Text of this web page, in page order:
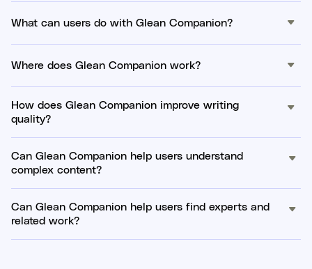
What can users do with Glean Companion?
Where does Glean Companion work?
How does Glean Companion improve writing
quality?
Can Glean Companion help users understand
complex content?
Can Glean Companion help users find experts and
related work?